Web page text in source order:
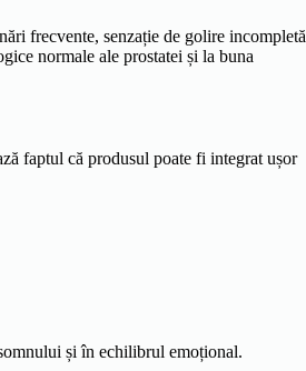
frecvente, senzație de golire incompletă
normale ale prostatei și la buna
faptul că produsul poate fi integrat ușor
și în echilibrul emoțional.